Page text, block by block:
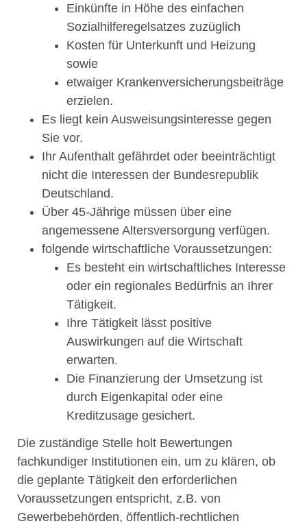
Einkünfte in Höhe des einfachen
Sozialhilferegelsatzes zuzüglich
Kosten für Unterkunft und Heizung
sowie
etwaiger Krankenversicherungsbeiträge
erzielen.
Es liegt kein Ausweisungsinteresse gegen
Sie vor.
Ihr Aufenthalt gefährdet oder beeinträchtigt
nicht die Interessen der Bundesrepublik
Deutschland.
Über 45-Jährige müssen über eine
angemessene Altersversorgung verfügen.
folgende wirtschaftliche Voraussetzungen:
Es besteht ein wirtschaftliches Interesse
oder ein regionales Bedürfnis an Ihrer
Tätigkeit.
Ihre Tätigkeit lässt positive
Auswirkungen auf die Wirtschaft
erwarten.
Die Finanzierung der Umsetzung ist
durch Eigenkapital oder eine
Kreditzusage gesichert.
Die zuständige Stelle holt Bewertungen
fachkundiger Institutionen ein, um zu klären, ob
die geplante Tätigkeit den erforderlichen
Voraussetzungen entspricht, z.B. von
Gewerbebehörden, öffentlich-rechtlichen